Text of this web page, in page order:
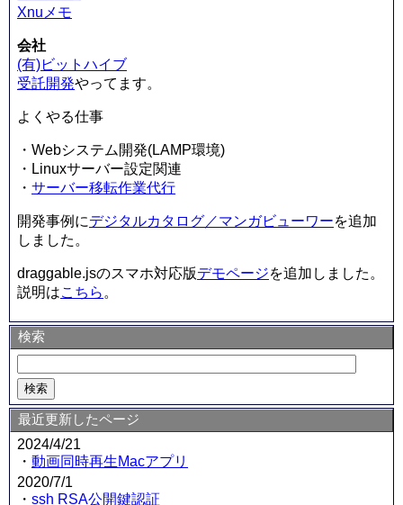
Xnuメモ
会社
(有)ビットハイブ
受託開発やってます。
よくやる仕事
・Webシステム開発(LAMP環境)
・Linuxサーバー設定関連
・ サーバー移転作業代行
開発事例にデジタルカタログ／マンガビューワーを追加
しました。
draggable.jsのスマホ対応版デモページを追加しました。
説明はこちら 。
検索
最近更新したページ
2024/4/21
・ 動画同時再生Macアプリ
2020/7/1
・ ssh RSA公開鍵認証